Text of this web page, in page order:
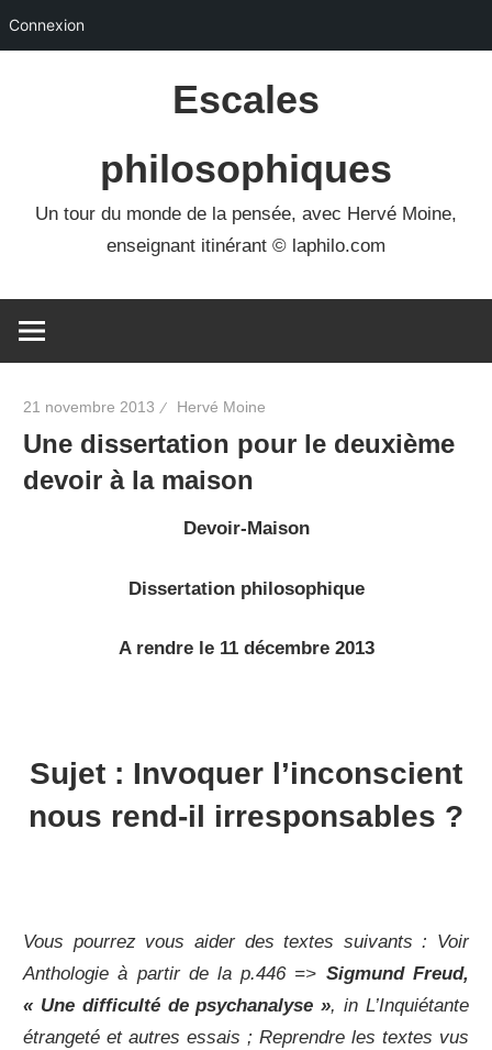
Connexion
Escales
philosophiques
Un tour du monde de la pensée, avec Hervé Moine,
enseignant itinérant © laphilo.com
21 novembre 2013 Hervé Moine
Une dissertation pour le deuxième
devoir à la maison
Devoir-Maison
Dissertation philosophique
A rendre le 11 décembre 2013
Sujet : Invoquer l’inconscient
nous rend-il irresponsables ?
Vous pourrez vous aider des textes suivants : Voir
Anthologie à partir de la p.446 => Sigmund Freud,
« Une difficulté de psychanalyse », in L’Inquiétante
étrangeté et autres essais ; Reprendre les textes vus